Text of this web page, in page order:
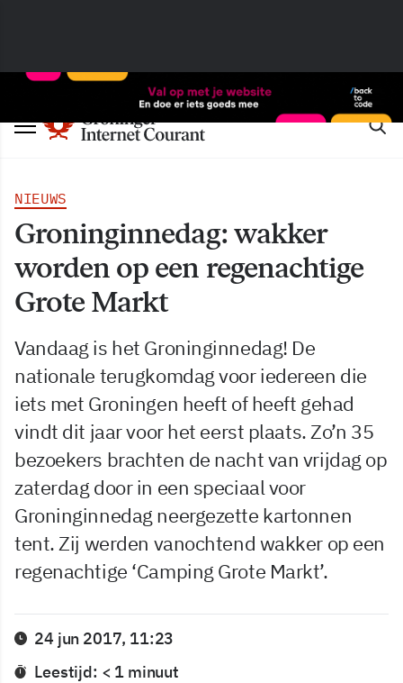
NIEUWS
Groninginnedag: wakker
worden op een regenachtige
Grote Markt
Vandaag is het Groninginnedag! De
nationale terugkomdag voor iedereen die
iets met Groningen heeft of heeft gehad
vindt dit jaar voor het eerst plaats. Zo’n 35
bezoekers brachten de nacht van vrijdag op
zaterdag door in een speciaal voor
Groninginnedag neergezette kartonnen
tent. Zij werden vanochtend wakker op een
regenachtige ‘Camping Grote Markt’.
24 jun 2017, 11:23
Leestijd: < 1 minuut